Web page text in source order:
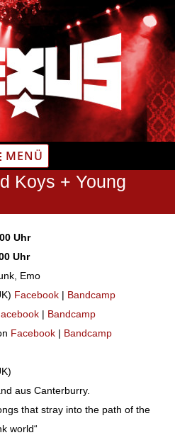
MENÜ
Koys + Young
Uhr
Uhr
Emo
Facebook | Bandcamp
| Bandcamp
Facebook | Bandcamp
aus Canterburry.
that stray into the path of the
world“